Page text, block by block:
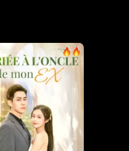
EP 23 EP 24
EP 27